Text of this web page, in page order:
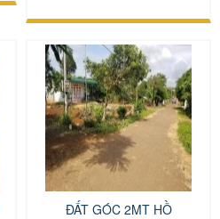
ĐẤT GÓC 2MT HỒ